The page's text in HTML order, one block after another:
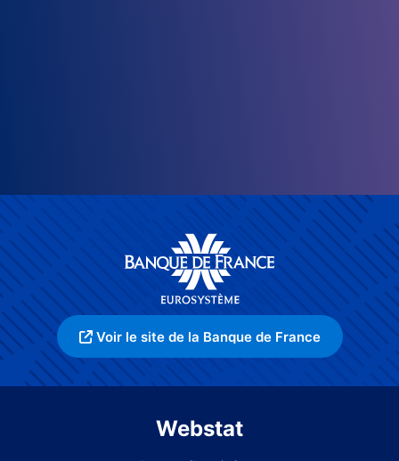
Voir le site de la Banque de France
Webstat